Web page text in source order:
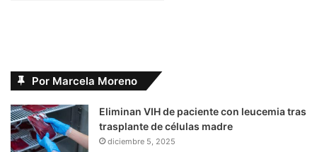
Por Marcela Moreno
Eliminan VIH de paciente con leucemia tras
trasplante de células madre
diciembre 5, 2025